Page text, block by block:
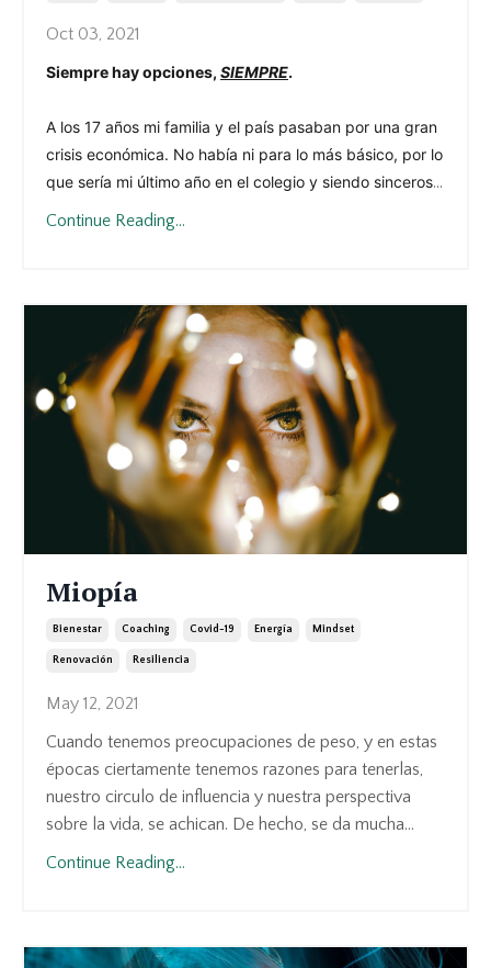
Oct 03, 2021
Siempre hay opciones, SIEMPRE.
A los 17 años mi familia y el país pasaban por una gran
crisis económica. No había ni para lo más básico, por lo
que sería mi último año en el colegio y siendo sinceros...
Continue Reading...
Miopía
Bienestar Coaching Covid-19 Energía Mindset
Renovación Resiliencia
May 12, 2021
Cuando tenemos preocupaciones de peso, y en estas
épocas ciertamente tenemos razones para tenerlas,
nuestro circulo de influencia y nuestra perspectiva
sobre la vida, se achican. De hecho, se da mucha...
Continue Reading...